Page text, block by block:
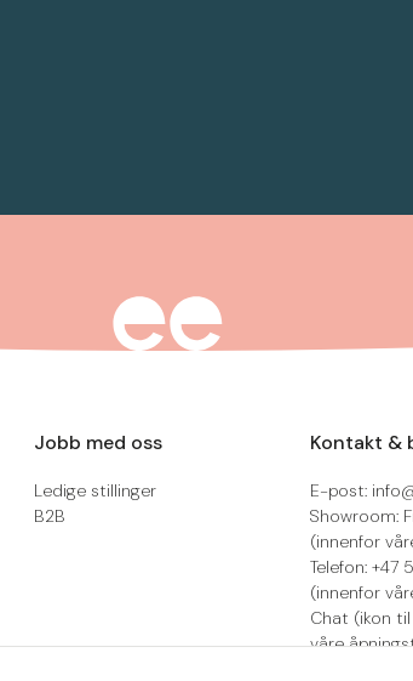
Jobb med oss
Ledige stillinger
B2B
Kontakt &
E-post:
Showroom:
(innenfor
Telefon: +47
(innenfor
Chat (ikon
våre